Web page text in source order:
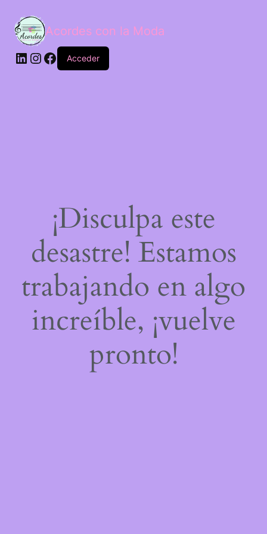
Acordes con la Moda
Acceder
¡Disculpa este
desastre! Estamos
trabajando en algo
increíble, ¡vuelve
pronto!